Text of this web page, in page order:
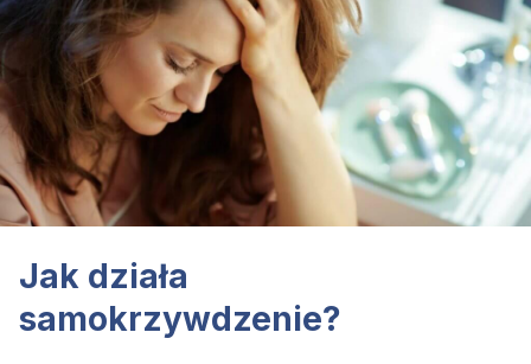
Jak działa
samokrzywdzenie?